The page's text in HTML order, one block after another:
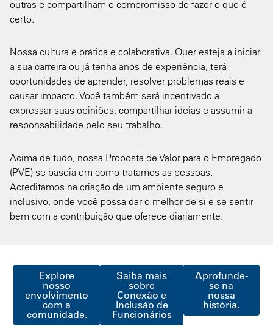
outras e compartilham o compromisso de fazer o que é
certo.
Nossa cultura é prática e colaborativa. Quer esteja a iniciar
a sua carreira ou já tenha anos de experiência, terá
oportunidades de aprender, resolver problemas reais e
causar impacto. Você também será incentivado a
expressar suas opiniões, compartilhar ideias e assumir a
responsabilidade pelo seu trabalho.
Acima de tudo, nossa Proposta de Valor para o Empregado
(PVE) se baseia em como tratamos as pessoas.
Acreditamos na criação de um ambiente seguro e
inclusivo, onde você possa dar o melhor de si e se sentir
bem com a contribuição que oferece diariamente.
Explore
nosso
envolvimento
com a
comunidade.
Saiba mais
sobre
Conexão e
Inclusão de
Funcionários
Aprofunde-
se na
nossa
história.